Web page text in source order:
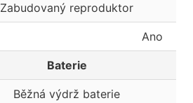
Zabudovaný reproduktor
Ano
Baterie
Běžná výdrž baterie